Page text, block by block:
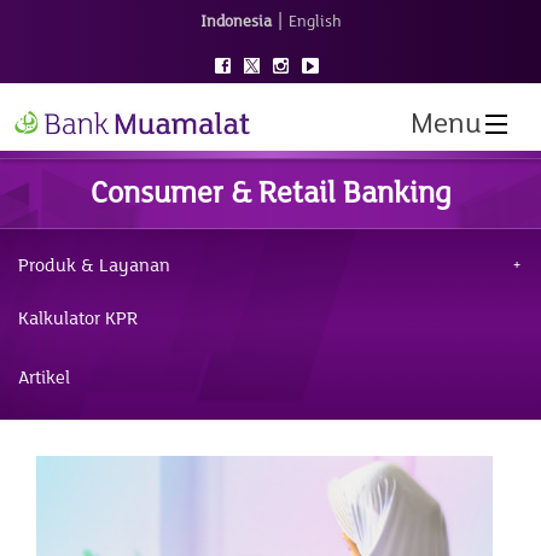
Indonesia | English
Menu
Consumer & Retail Banking
Produk & Layanan
Kalkulator KPR
Artikel